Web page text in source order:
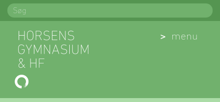
Spring
indhold
Søg
(Åben)
menu